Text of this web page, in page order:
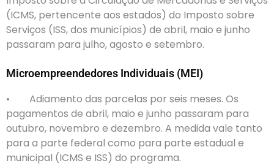
(ICMS, pertencente aos estados) do Imposto sobre
Serviços (ISS, dos municípios) de abril, maio e junho
passaram para julho, agosto e setembro.
Microempreendedores Individuais (MEI)
• Adiamento das parcelas por seis meses. Os
pagamentos de abril, maio e junho passaram para
outubro, novembro e dezembro. A medida vale tanto
para a parte federal como para parte estadual e
municipal (ICMS e ISS) do programa.